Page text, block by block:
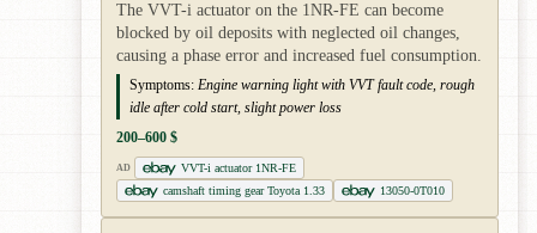
The VVT-i actuator on the 1NR-FE can become
blocked by oil deposits with neglected oil changes,
causing a phase error and increased fuel consumption.
Symptoms: Engine warning light with VVT fault code, rough
idle after cold start, slight power loss
200–600 $
AD
VVT-i actuator 1NR-FE
camshaft timing gear Toyota 1.33
13050-0T010